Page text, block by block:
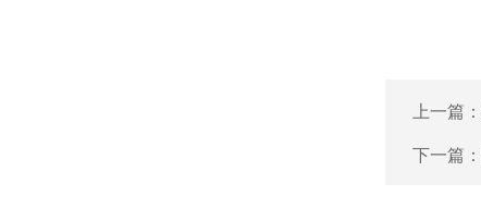
上一篇：
下一篇：